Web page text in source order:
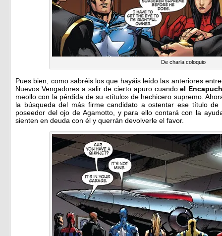
De charla coloquio
Pues bien, como sabréis los que hayáis leído las anteriores
Nuevos Vengadores a salir de cierto apuro cuandoel
meollo con la pérdida de su «título» de hechicero supremo.
la búsqueda del más firme candidato a ostentar ese título
poseedor del ojo de Agamotto, y para ello contará con la
sienten en deuda con él y querrán devolverle el favor.